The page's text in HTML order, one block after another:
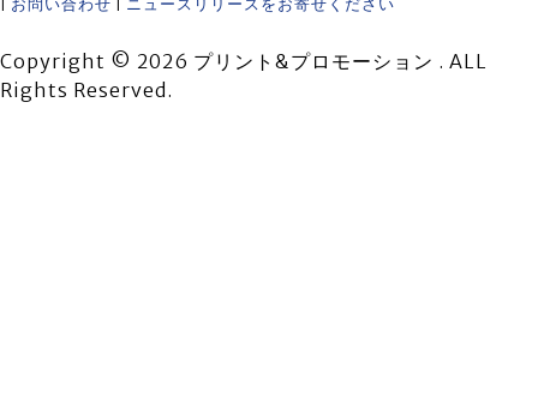
お問い合わせ ニュースリリースをお寄せください
Copyright © 2026 プリント&プロモーション . ALL
Rights Reserved.